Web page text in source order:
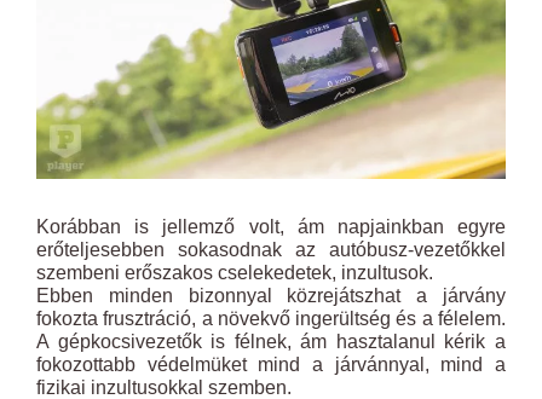
Korábban is jellemző volt, ám napjainkban egyre
erőteljesebben sokasodnak az autóbusz-vezetőkkel
szembeni erőszakos cselekedetek, inzultusok.
Ebben minden bizonnyal közrejátszhat a járvány
fokozta frusztráció, a növekvő ingerültség és a félelem.
A gépkocsivezetők is félnek, ám hasztalanul kérik a
fokozottabb védelmüket mind a járvánnyal, mind a
fizikai inzultusokkal szemben.